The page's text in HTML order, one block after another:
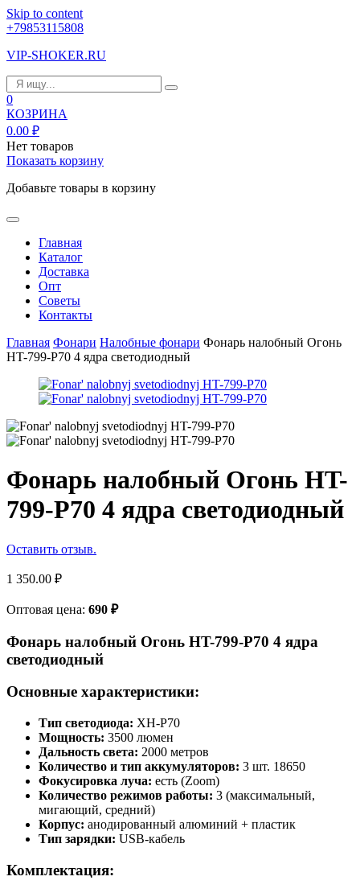
Skip to content
+79853115808
VIP-SHOKER.RU
0
КОЗРИНА
0.00 ₽
Нет товаров
Показать корзину
Добавьте товары в корзину
Главная
Каталог
Доставка
Опт
Советы
Контакты
Главная Фонари Налобные фонари Фонарь налобный Огонь
HT-799-P70 4 ядра светодиодный
Фонарь налобный Огонь HT-
799-P70 4 ядра светодиодный
Оставить отзыв.
1 350.00 ₽
Оптовая цена: 690 ₽
Фонарь налобный Огонь HT-799-P70 4 ядра
светодиодный
Основные характеристики:
Тип светодиода: XH-P70
Мощность: 3500 люмен
Дальность света: 2000 метров
Количество и тип аккумуляторов: 3 шт. 18650
Фокусировка луча: есть (Zoom)
Количество режимов работы: 3 (максимальный,
мигающий, средний)
Корпус: анодированный алюминий + пластик
Тип зарядки: USB-кабель
Комплектация: